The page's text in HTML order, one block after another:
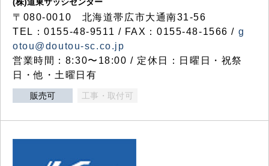
〒080-0010 北海道帯広市大通南31-56
TEL：0155-48-9511 / FAX：0155-48-1566 / g
otou@doutou-sc.co.jp
営業時間：8:30〜18:00 / 定休日：日曜日・祝祭
日・他・土曜日有
販売可 工事・取付可